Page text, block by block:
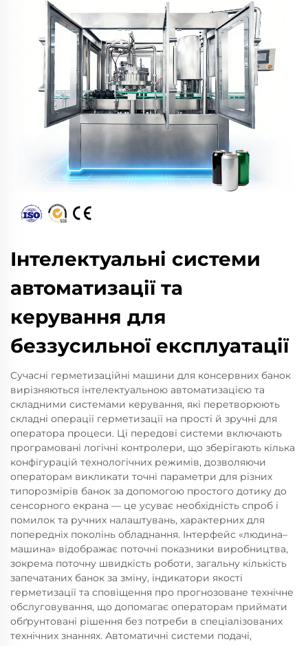
Інтелектуальні системи
автоматизації та
керування для
беззусильної експлуатації
Сучасні герметизаційні машини для консервних банок
вирізняються інтелектуальною автоматизацією та
складними системами керування, які перетворюють
складні операції герметизації на прості й зручні для
оператора процеси. Ці передові системи включають
програмовані логічні контролери, що зберігають кілька
конфігурацій технологічних режимів, дозволяючи
операторам викликати точні параметри для різних
типорозмірів банок за допомогою простого дотику до
сенсорного екрана — це усуває необхідність спроб і
помилок та ручних налаштувань, характерних для
попередніх поколінь обладнання. Інтерфейс «людина–
машина» відображає поточні показники виробництва,
зокрема поточну швидкість роботи, загальну кількість
запечатаних банок за зміну, індикатори якості
герметизації та сповіщення про прогнозоване технічне
обслуговування, що допомагає операторам приймати
обґрунтовані рішення без потреби в спеціалізованих
технічних знаннях. Автоматичні системи подачі,